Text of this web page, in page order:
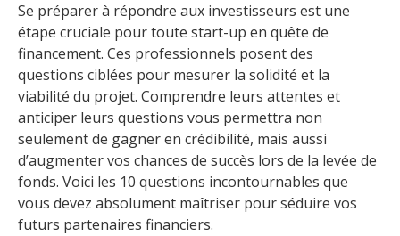
Se préparer à répondre aux investisseurs est une
étape cruciale pour toute start-up en quête de
financement. Ces professionnels posent des
questions ciblées pour mesurer la solidité et la
viabilité du projet. Comprendre leurs attentes et
anticiper leurs questions vous permettra non
seulement de gagner en crédibilité, mais aussi
d’augmenter vos chances de succès lors de la levée de
fonds. Voici les 10 questions incontournables que
vous devez absolument maîtriser pour séduire vos
futurs partenaires financiers.